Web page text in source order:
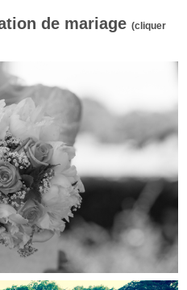
de mariage (cliquer